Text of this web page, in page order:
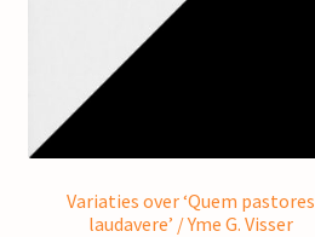
Variaties over ‘Quem pastores
laudavere’ / Yme G. Visser